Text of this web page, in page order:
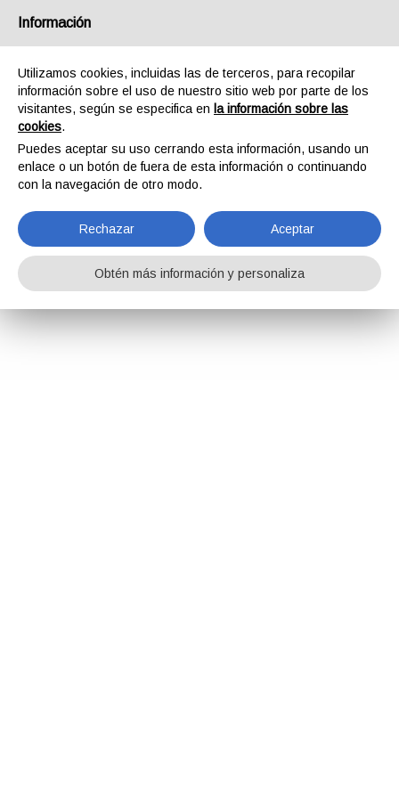
Información
Utilizamos cookies, incluidas las de terceros, para recopilar
información sobre el uso de nuestro sitio web por parte de los
visitantes, según se especifica en la información sobre las
cookies.
Puedes aceptar su uso cerrando esta información, usando un
enlace o un botón de fuera de esta información o continuando
con la navegación de otro modo.
Rechazar Aceptar
Obtén más información y personaliza